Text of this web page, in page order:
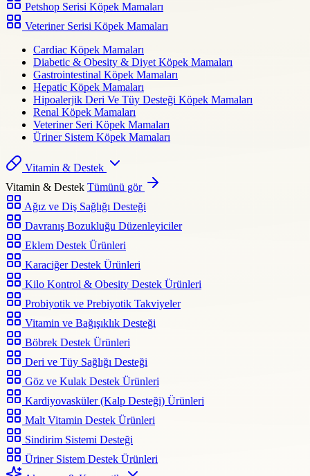
Petshop Serisi Köpek Mamaları
Veteriner Serisi Köpek Mamaları
Cardiac Köpek Mamaları
Diabetic & Obesity & Diyet Köpek Mamaları
Gastrointestinal Köpek Mamaları
Hepatic Köpek Mamaları
Hipoalerjik Deri Ve Tüy Desteği Köpek Mamaları
Renal Köpek Mamaları
Veteriner Seri Köpek Mamaları
Üriner Sistem Köpek Mamaları
Vitamin & Destek
Vitamin & Destek Tümünü gör
Ağız ve Diş Sağlığı Desteği
Davranış Bozukluğu Düzenleyiciler
Eklem Destek Ürünleri
Karaciğer Destek Ürünleri
Kilo Kontrol & Obesity Destek Ürünleri
Probiyotik ve Prebiyotik Takviyeler
Vitamin ve Bağışıklık Desteği
Böbrek Destek Ürünleri
Deri ve Tüy Sağlığı Desteği
Göz ve Kulak Destek Ürünleri
Kardiyovasküler (Kalp Desteği) Ürünleri
Malt Vitamin Destek Ürünleri
Sindirim Sistemi Desteği
Üriner Sistem Destek Ürünleri